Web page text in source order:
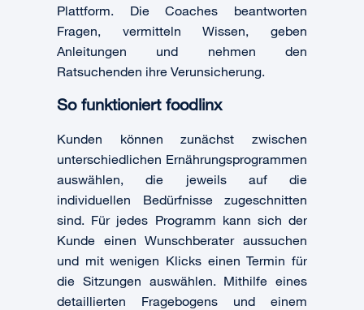
Plattform. Die Coaches beantworten
Fragen, vermitteln Wissen, geben
Anleitungen und nehmen den
Ratsuchenden ihre Verunsicherung.
So funktioniert foodlinx
Kunden können zunächst zwischen
unterschiedlichen Ernährungsprogrammen
auswählen, die jeweils auf die
individuellen Bedürfnisse zugeschnitten
sind. Für jedes Programm kann sich der
Kunde einen Wunschberater aussuchen
und mit wenigen Klicks einen Termin für
die Sitzungen auswählen. Mithilfe eines
detaillierten Fragebogens und einem